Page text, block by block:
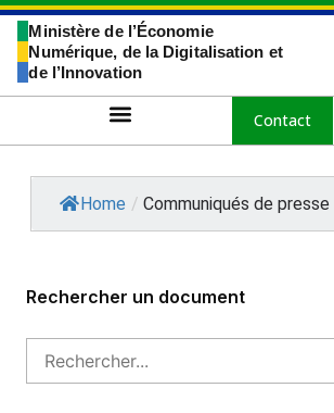
Ministère de l’Économie
Numérique, de la Digitalisation et
de l’Innovation
Contact
Home / Communiqués de presse
Rechercher un document